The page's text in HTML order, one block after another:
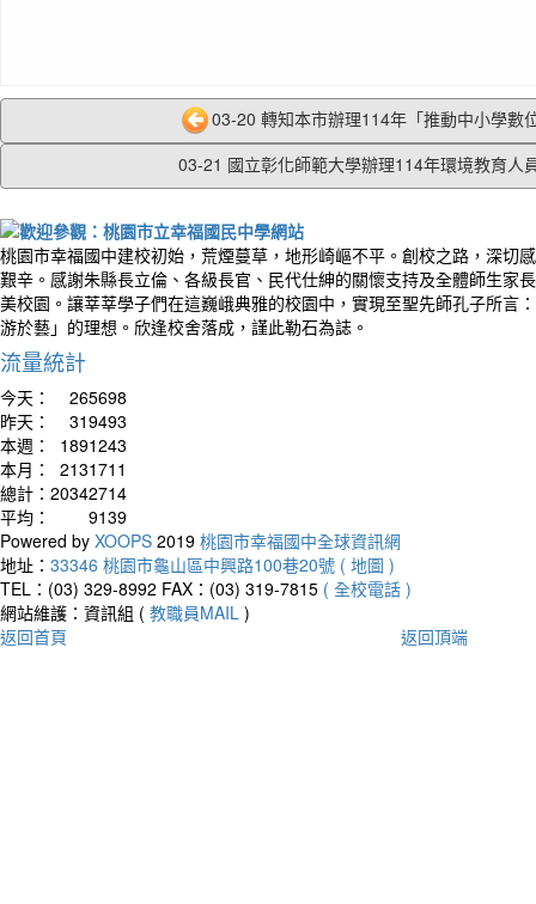
03-20 轉知本市辦理114年「推動中小學數
03-21 國立彰化師範大學辦理114年環境教育人
桃園市幸福國中建校初始，荒煙蔓草，地形崎嶇不平。創校之路，深切
艱辛。感謝朱縣長立倫、各級長官、民代仕紳的關懷支持及全體師生家
美校園。讓莘莘學子們在這巍峨典雅的校園中，實現至聖先師孔子所言
游於藝」的理想。欣逢校舍落成，謹此勒石為誌。
流量統計
今天：
265698
昨天：
319493
本週：
1891243
本月：
2131711
總計： 20342714
平均：
9139
Powered by XOOPS 2019 桃園市幸福國中全球資訊網
地址： 33346 桃園市龜山區中興路100巷20號 ( 地圖 )
TEL：(03) 329-8992 FAX：(03) 319-7815 ( 全校電話 )
網站維護：資訊組 ( 教職員MAIL )
返回首頁
返回頂端